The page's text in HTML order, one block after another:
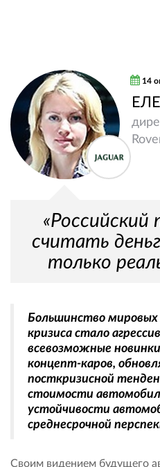
14
считать
только
Большинство мировых
кризиса стало
всевозможные
концепт-каров,
посткризисной
стоимости
устойчивости
среднесрочной
Своим видением будущего